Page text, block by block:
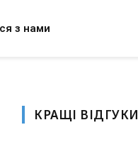
з нами
КРАЩІ ВІДГУКИ